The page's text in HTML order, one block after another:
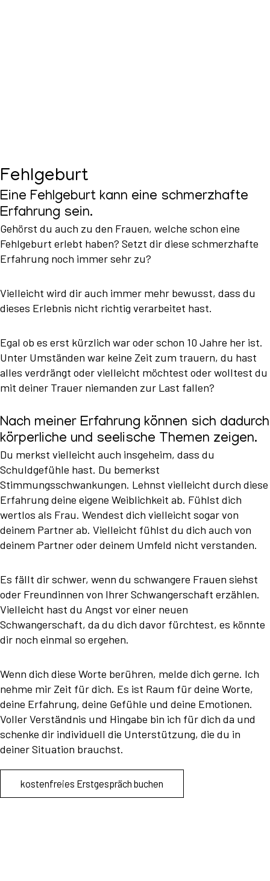
Fehlgeburt
Eine Fehlgeburt kann eine schmerzhafte
Erfahrung sein.
Gehörst du auch zu den Frauen, welche schon eine
Fehlgeburt erlebt haben? Setzt dir diese schmerzhafte
Erfahrung noch immer sehr zu?
Vielleicht wird dir auch immer mehr bewusst, dass du
dieses Erlebnis nicht richtig verarbeitet hast.
Egal ob es erst kürzlich war oder schon 10 Jahre her ist.
Unter Umständen war keine Zeit zum trauern, du hast
alles verdrängt oder vielleicht möchtest oder wolltest du
mit deiner Trauer niemanden zur Last fallen?
Nach meiner Erfahrung können sich dadurch
körperliche und seelische Themen zeigen.
Du merkst vielleicht auch insgeheim, dass du
Schuldgefühle hast. Du bemerkst
Stimmungsschwankungen. Lehnst vielleicht durch diese
Erfahrung deine eigene Weiblichkeit ab. Fühlst dich
wertlos als Frau. Wendest dich vielleicht sogar von
deinem Partner ab. Vielleicht fühlst du dich auch von
deinem Partner oder deinem Umfeld nicht verstanden.
Es fällt dir schwer, wenn du schwangere Frauen siehst
oder Freundinnen von Ihrer Schwangerschaft erzählen.
Vielleicht hast du Angst vor einer neuen
Schwangerschaft, da du dich davor fürchtest, es könnte
dir noch einmal so ergehen.
Wenn dich diese Worte berühren, melde dich gerne. Ich
nehme mir Zeit für dich. Es ist Raum für deine Worte,
deine Erfahrung, deine Gefühle und deine Emotionen.
Voller Verständnis und Hingabe bin ich für dich da und
schenke dir individuell die Unterstützung, die du in
deiner Situation brauchst.
kostenfreies Erstgespräch buchen